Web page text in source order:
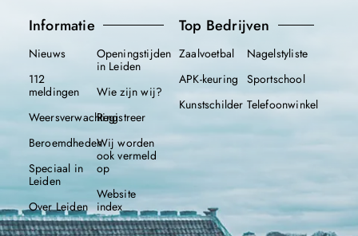
Informatie
Nieuws
112
meldingen
Weersverwachting
Beroemdheden
Speciaal in
Leiden
Over Leiden
Openingstijden
in Leiden
Wie zijn wij?
Registreer
Wij worden
ook vermeld
op
Website
index
Top Bedrijven
Zaalvoetbal
APK-keuring
Kunstschilder
Nagelstyliste
Sportschool
Telefoonwinkel